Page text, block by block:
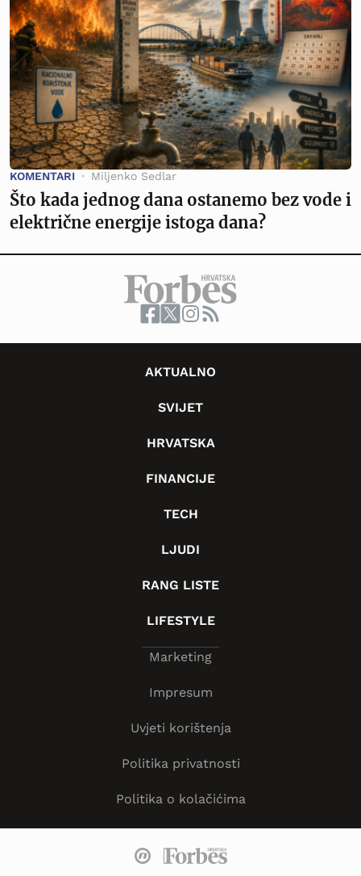
KOMENTARI Miljenko Sedlar
Što kada jednog dana ostanemo bez vode i
električne energije istoga dana?
AKTUALNO
SVIJET
HRVATSKA
FINANCIJE
TECH
LJUDI
RANG LISTE
LIFESTYLE
Marketing
Impresum
Uvjeti korištenja
Politika privatnosti
Politika o kolačićima